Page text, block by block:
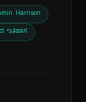
Harrison
ಇತಿಹಾಸ